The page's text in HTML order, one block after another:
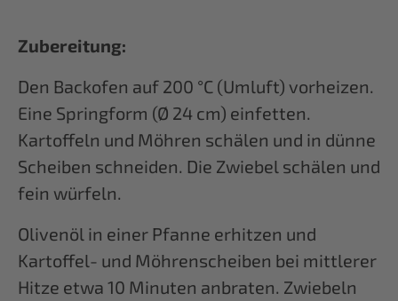
Zubereitung:
Den Backofen auf 200 °C (Umluft) vorheizen.
Eine Springform (Ø 24 cm) einfetten.
Kartoffeln und Möhren schälen und in dünne
Scheiben schneiden. Die Zwiebel schälen und
fein würfeln.
Olivenöl in einer Pfanne erhitzen und
Kartoffel- und Möhrenscheiben bei mittlerer
Hitze etwa 10 Minuten anbraten. Zwiebeln